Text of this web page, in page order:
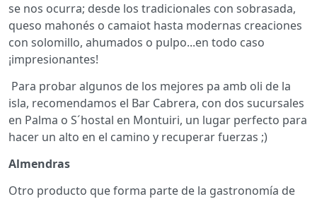
se nos ocurra; desde los tradicionales con sobrasada,
queso mahonés o camaiot hasta modernas creaciones
con solomillo, ahumados o pulpo...en todo caso
¡impresionantes!
Para probar algunos de los mejores pa amb oli de la
isla, recomendamos el Bar Cabrera, con dos sucursales
en Palma o S´hostal en Montuiri, un lugar perfecto para
hacer un alto en el camino y recuperar fuerzas ;)
Almendras
Otro producto que forma parte de la gastronomía de